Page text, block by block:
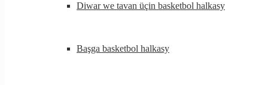
Diwar we tavan üçin basketbol halkasy
Başga basketbol halkasy